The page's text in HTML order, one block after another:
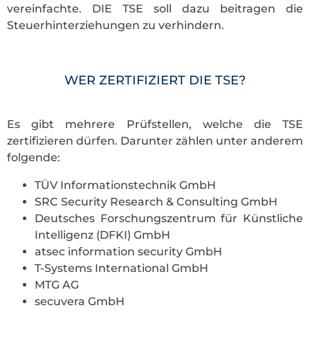
vereinfachte. DIE TSE soll dazu beitragen die
Steuerhinterziehungen zu verhindern.
WER ZERTIFIZIERT DIE TSE?
Es gibt mehrere Prüfstellen, welche die TSE
zertifizieren dürfen. Darunter zählen unter anderem
folgende:
TÜV Informationstechnik GmbH
SRC Security Research & Consulting GmbH
Deutsches Forschungszentrum für Künstliche
Intelligenz (DFKI) GmbH
atsec information security GmbH
T-Systems International GmbH
MTG AG
secuvera GmbH